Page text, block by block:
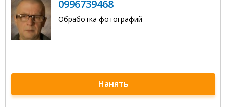
0996739468
Обработка фотографий
Нанять